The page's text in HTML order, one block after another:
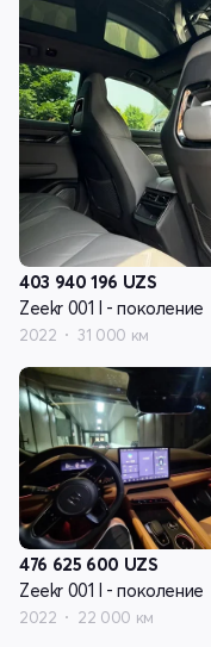
403 940 196 UZS
Zeekr 001 I - поколение
2022 31 000 км
476 625 600 UZS
Zeekr 001 I - поколение
2022 22 000 км